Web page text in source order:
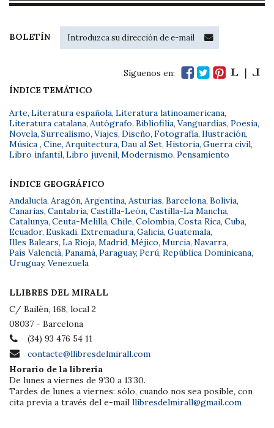
BOLETÍN
Síguenos en:
ÍNDICE TEMÁTICO
Arte, Literatura española, Literatura latinoamericana,
Literatura catalana, Autógrafo, Bibliofilia, Vanguardias, Poesía,
Novela, Surrealismo, Viajes, Diseño, Fotografía, Ilustración,
Música , Cine, Arquitectura, Dau al Set, Historia, Guerra civil,
Libro infantil, Libro juvenil, Modernismo, Pensamiento
ÍNDICE GEOGRÁFICO
Andalucía, Aragón, Argentina, Asturias, Barcelona, Bolivia,
Canarias, Cantabria, Castilla-León, Castilla-La Mancha,
Catalunya, Ceuta-Melilla, Chile, Colombia, Costa Rica, Cuba,
Ecuador, Euskadi, Extremadura, Galicia, Guatemala,
Illes Balears, La Rioja, Madrid, Méjico, Murcia, Navarra,
País Valencià, Panamá, Paraguay, Perú, República Dominicana,
Uruguay, Venezuela
LLIBRES DEL MIRALL
C/ Bailèn, 168, local 2
08037 - Barcelona
(34) 93 476 54 11
contacte@llibresdelmirall.com
Horario de la librería
De lunes a viernes de 9’30 a 13’30.
Tardes de lunes a viernes: sólo, cuando nos sea posible, con
cita previa a través del e-mail llibresdelmirall@gmail.com